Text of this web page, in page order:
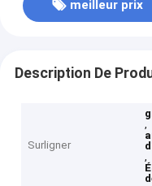
meilleur prix
Description De
Surligner
,
,